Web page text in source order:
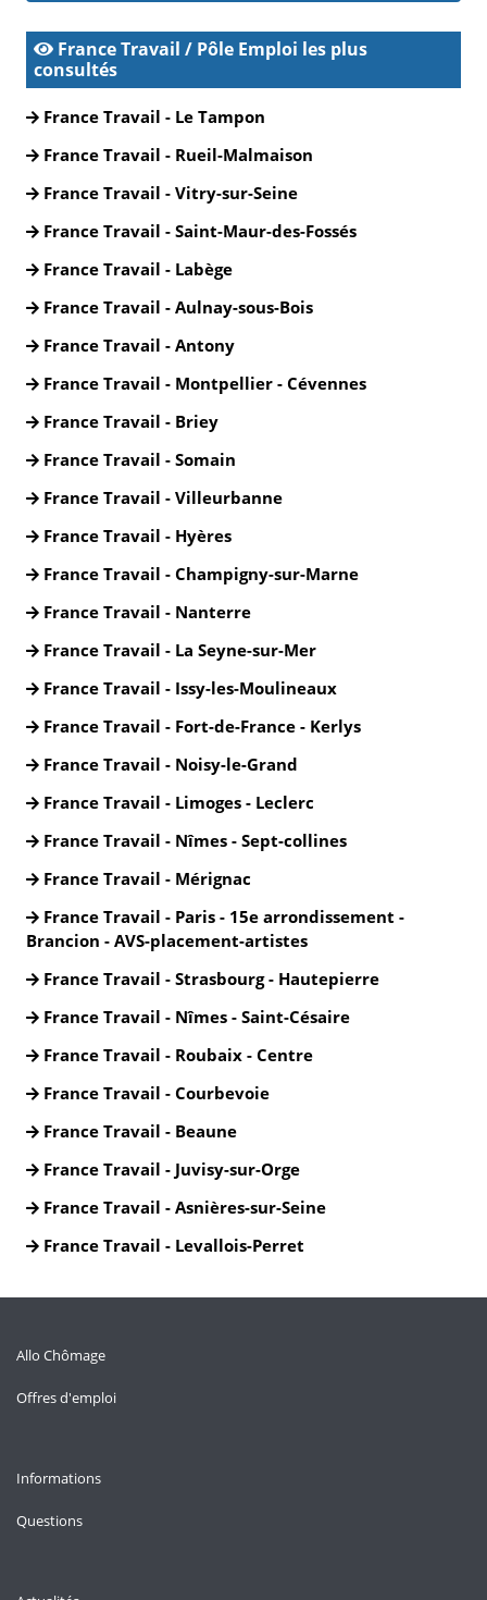
France Travail / Pôle Emploi les plus
consultés
France Travail - Le Tampon
France Travail - Rueil-Malmaison
France Travail - Vitry-sur-Seine
France Travail - Saint-Maur-des-Fossés
France Travail - Labège
France Travail - Aulnay-sous-Bois
France Travail - Antony
France Travail - Montpellier - Cévennes
France Travail - Briey
France Travail - Somain
France Travail - Villeurbanne
France Travail - Hyères
France Travail - Champigny-sur-Marne
France Travail - Nanterre
France Travail - La Seyne-sur-Mer
France Travail - Issy-les-Moulineaux
France Travail - Fort-de-France - Kerlys
France Travail - Noisy-le-Grand
France Travail - Limoges - Leclerc
France Travail - Nîmes - Sept-collines
France Travail - Mérignac
France Travail - Paris - 15e arrondissement -
Brancion - AVS-placement-artistes
France Travail - Strasbourg - Hautepierre
France Travail - Nîmes - Saint-Césaire
France Travail - Roubaix - Centre
France Travail - Courbevoie
France Travail - Beaune
France Travail - Juvisy-sur-Orge
France Travail - Asnières-sur-Seine
France Travail - Levallois-Perret
Allo Chômage
Offres d'emploi
Informations
Questions